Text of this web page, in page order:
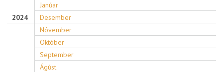
Janúar
2024
Desember
Nóvember
Október
September
Ágúst